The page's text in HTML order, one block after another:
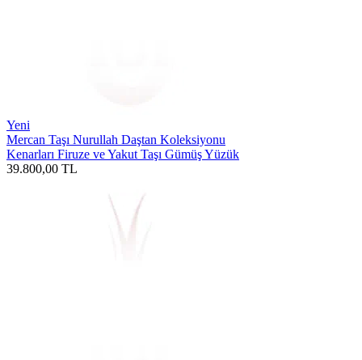
Yeni
Mercan Taşı Nurullah Daştan Koleksiyonu
Kenarları Firuze ve Yakut Taşı Gümüş Yüzük
39.800,00 TL